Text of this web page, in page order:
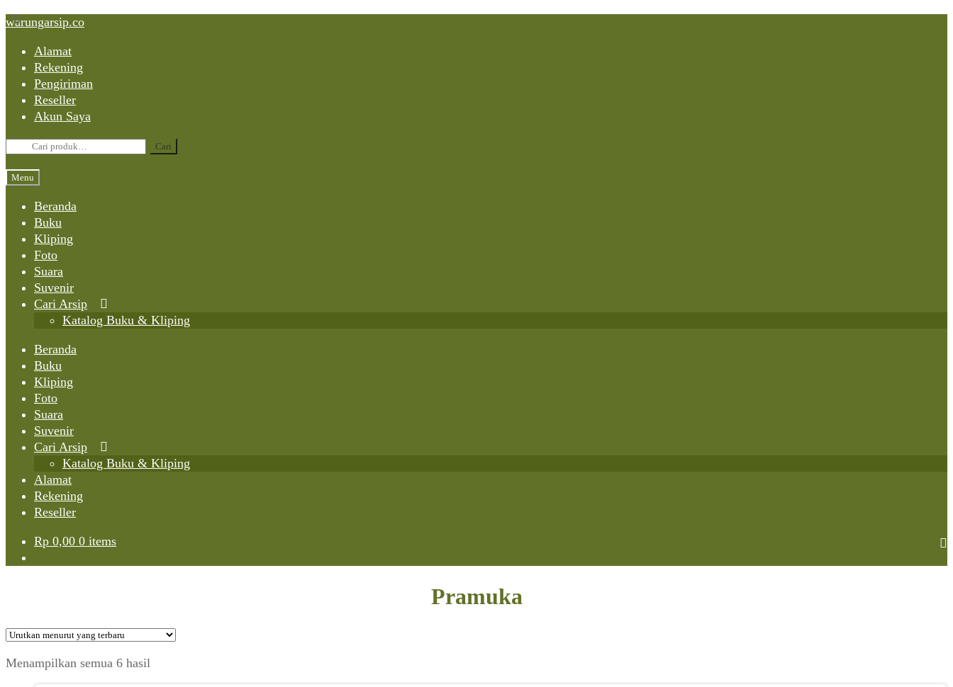
Skip
content
Skip
navigation
Skip
content
warungarsip.co
Alamat
Rekening
Pengiriman
Reseller
Akun Saya
Pencarian
Cari
Menu
Beranda
Buku
Kliping
Foto
Suara
Suvenir
Cari Arsip
Katalog Buku & Kliping
Beranda
Buku
Kliping
Foto
Suara
Suvenir
Cari Arsip
Katalog Buku & Kliping
Alamat
Rekening
Reseller
Rp 0,00 0 items
Pramuka
Menampilkan semua 6 hasil